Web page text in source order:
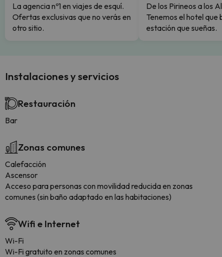
La agencia nº1 en viajes de esquí.
Ofertas exclusivas que no verás en
otro sitio.
De los Pirineos a los
Tenemos el hotel que
estación que sueñas.
Instalaciones y servicios
Restauración
Bar
Zonas comunes
Calefacción
Ascensor
Acceso para personas con movilidad reducida en zonas
comunes (sin baño adaptado en las habitaciones)
Wifi e Internet
Wi-Fi
Wi-Fi gratuito en zonas comunes